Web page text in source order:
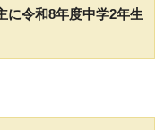
に令和8年度中学2年生